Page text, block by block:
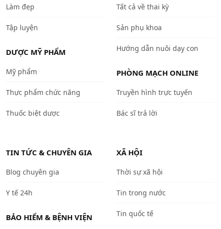
Làm đẹp
Tập luyện
DƯỢC MỸ PHẨM
Mỹ phẩm
Thực phẩm chức năng
Thuốc biệt dược
Tất cả về thai kỳ
Sản phụ khoa
Hướng dẫn nuôi dạy con
PHÒNG MẠCH ONLINE
Truyền hình trực tuyến
Bác sĩ trả lời
TIN TỨC & CHUYÊN GIA
Blog chuyên gia
Y tế 24h
BẢO HIỂM & BỆNH VIỆN
XÃ HỘI
Thời sự xã hội
Tin trong nước
Tin quốc tế